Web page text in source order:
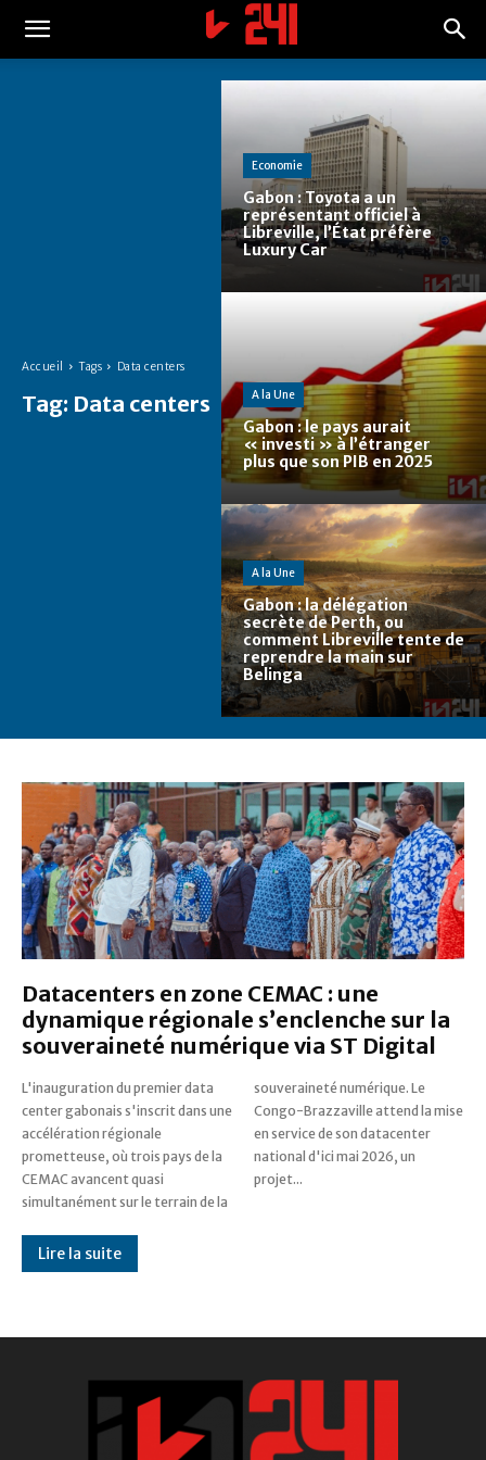
Accueil Tags Data centers
Tag: Data centers
Economie
Gabon : Toyota a un
représentant officiel à
Libreville, l’État préfère
Luxury Car
A la Une
Gabon : le pays aurait
« investi » à l’étranger
plus que son PIB en 2025
A la Une
Gabon : la délégation
secrète de Perth, ou
comment Libreville tente de
reprendre la main sur
Belinga
Datacenters en zone CEMAC : une
dynamique régionale s’enclenche sur la
souveraineté numérique via ST Digital
L'inauguration du premier data
center gabonais s'inscrit dans une
accélération régionale
prometteuse, où trois pays de la
CEMAC avancent quasi
simultanément sur le terrain de la
souveraineté numérique. Le
Congo-Brazzaville attend la mise
en service de son datacenter
national d'ici mai 2026, un
projet...
Lire la suite